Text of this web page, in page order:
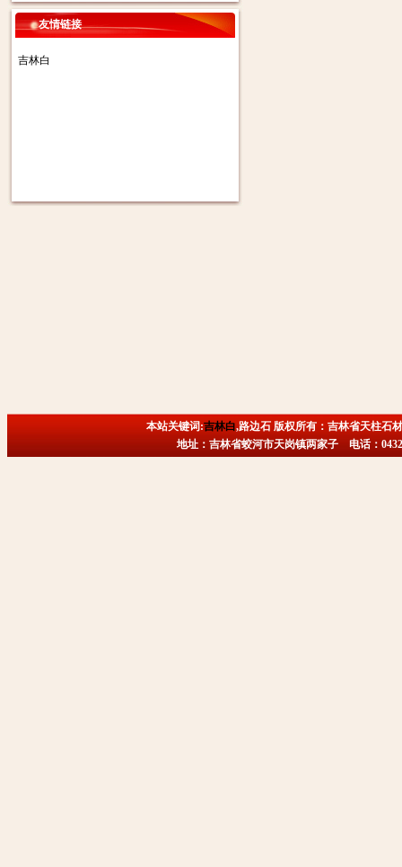
友情链接
吉林白
本站关键词:吉林白,路边石 版权所有：吉林省天柱石
地址：吉林省蛟河市天岗镇两家子 电话：